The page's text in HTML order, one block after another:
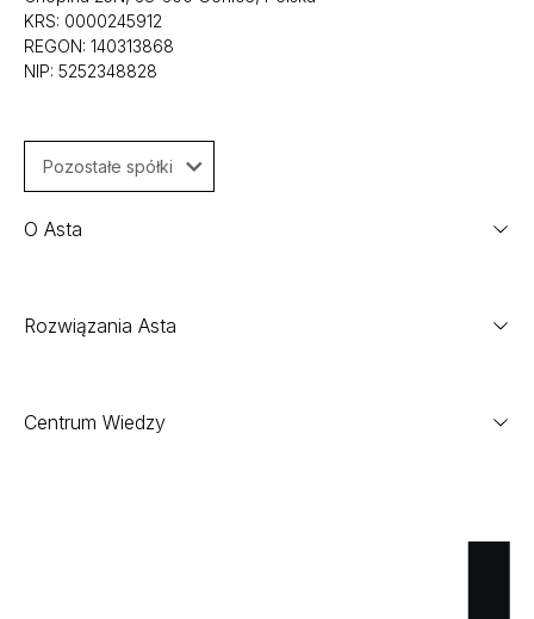
KRS: 0000245912
REGON: 140313868
NIP: 5252348828
Pozostałe spółki
O Asta
Rozwiązania Asta
Centrum Wiedzy